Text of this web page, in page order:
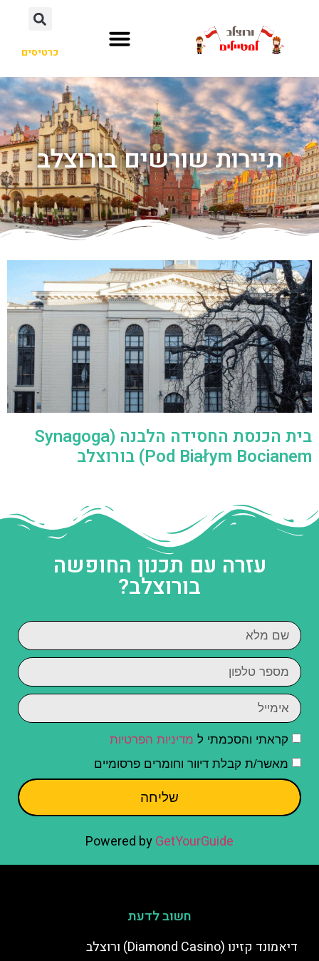
כרטיסים
תיירות שורשים בורוצלב
בית הכנסת החסידה הלבנה (Synagoga
Pod Białym Bocianem) בורוצלב
עזרה עם תכנון החופשה
בורוצלב?
קראתי והסכמתי ל מדיניות הפרטיות
מאשר/ת קבלת דיוור וחומרים פרסומיים
שליחה
Powered byGetYourGuide
חשוב לדעת
דיאמונד קזינו (Diamond Casino) ורוצלב